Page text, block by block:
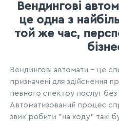
Вендингові
це одна з
той же час,
Вендингові автомати - це
призначені для здійснення
певного спектру послуг
Автоматизований процес
звик робити "на ходу" такі